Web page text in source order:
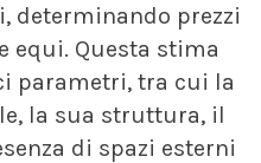
determinando prezzi
equi. Questa stima
parametri, tra cui la
la sua struttura, il
di spazi esterni